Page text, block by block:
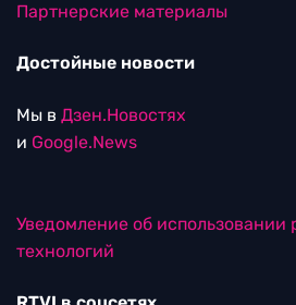
Партнерские материалы
Достойные новости
Мы в Дзен.Новостях
и Google.News
Уведомление об использовании
технологий